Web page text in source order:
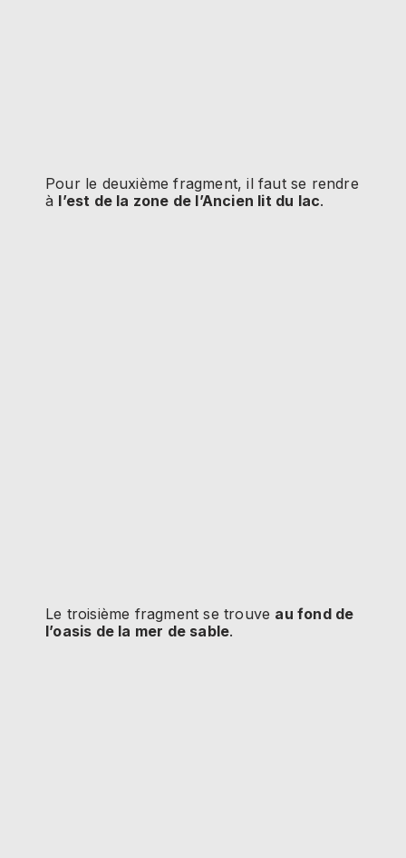
Pour le deuxième fragment, il faut se rendre
à l’est de la zone de l’Ancien lit du lac.
Le troisième fragment se trouve au fond de
l’oasis de la mer de sable.